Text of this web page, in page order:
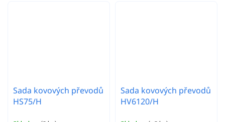
Sada kovových převodů
HS75/H
Sada kovových převodů
HV6120/H